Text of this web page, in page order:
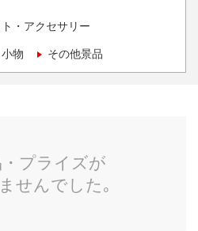
・アクセサリー
物 その他景品